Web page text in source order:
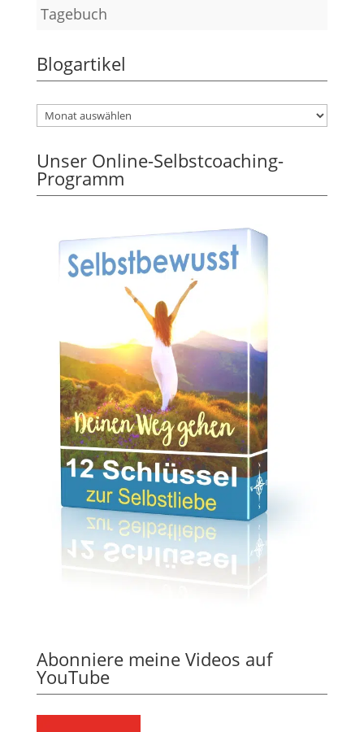
Tagebuch
Blogartikel
Unser Online-Selbstcoaching-
Programm
Abonniere meine Videos auf
YouTube